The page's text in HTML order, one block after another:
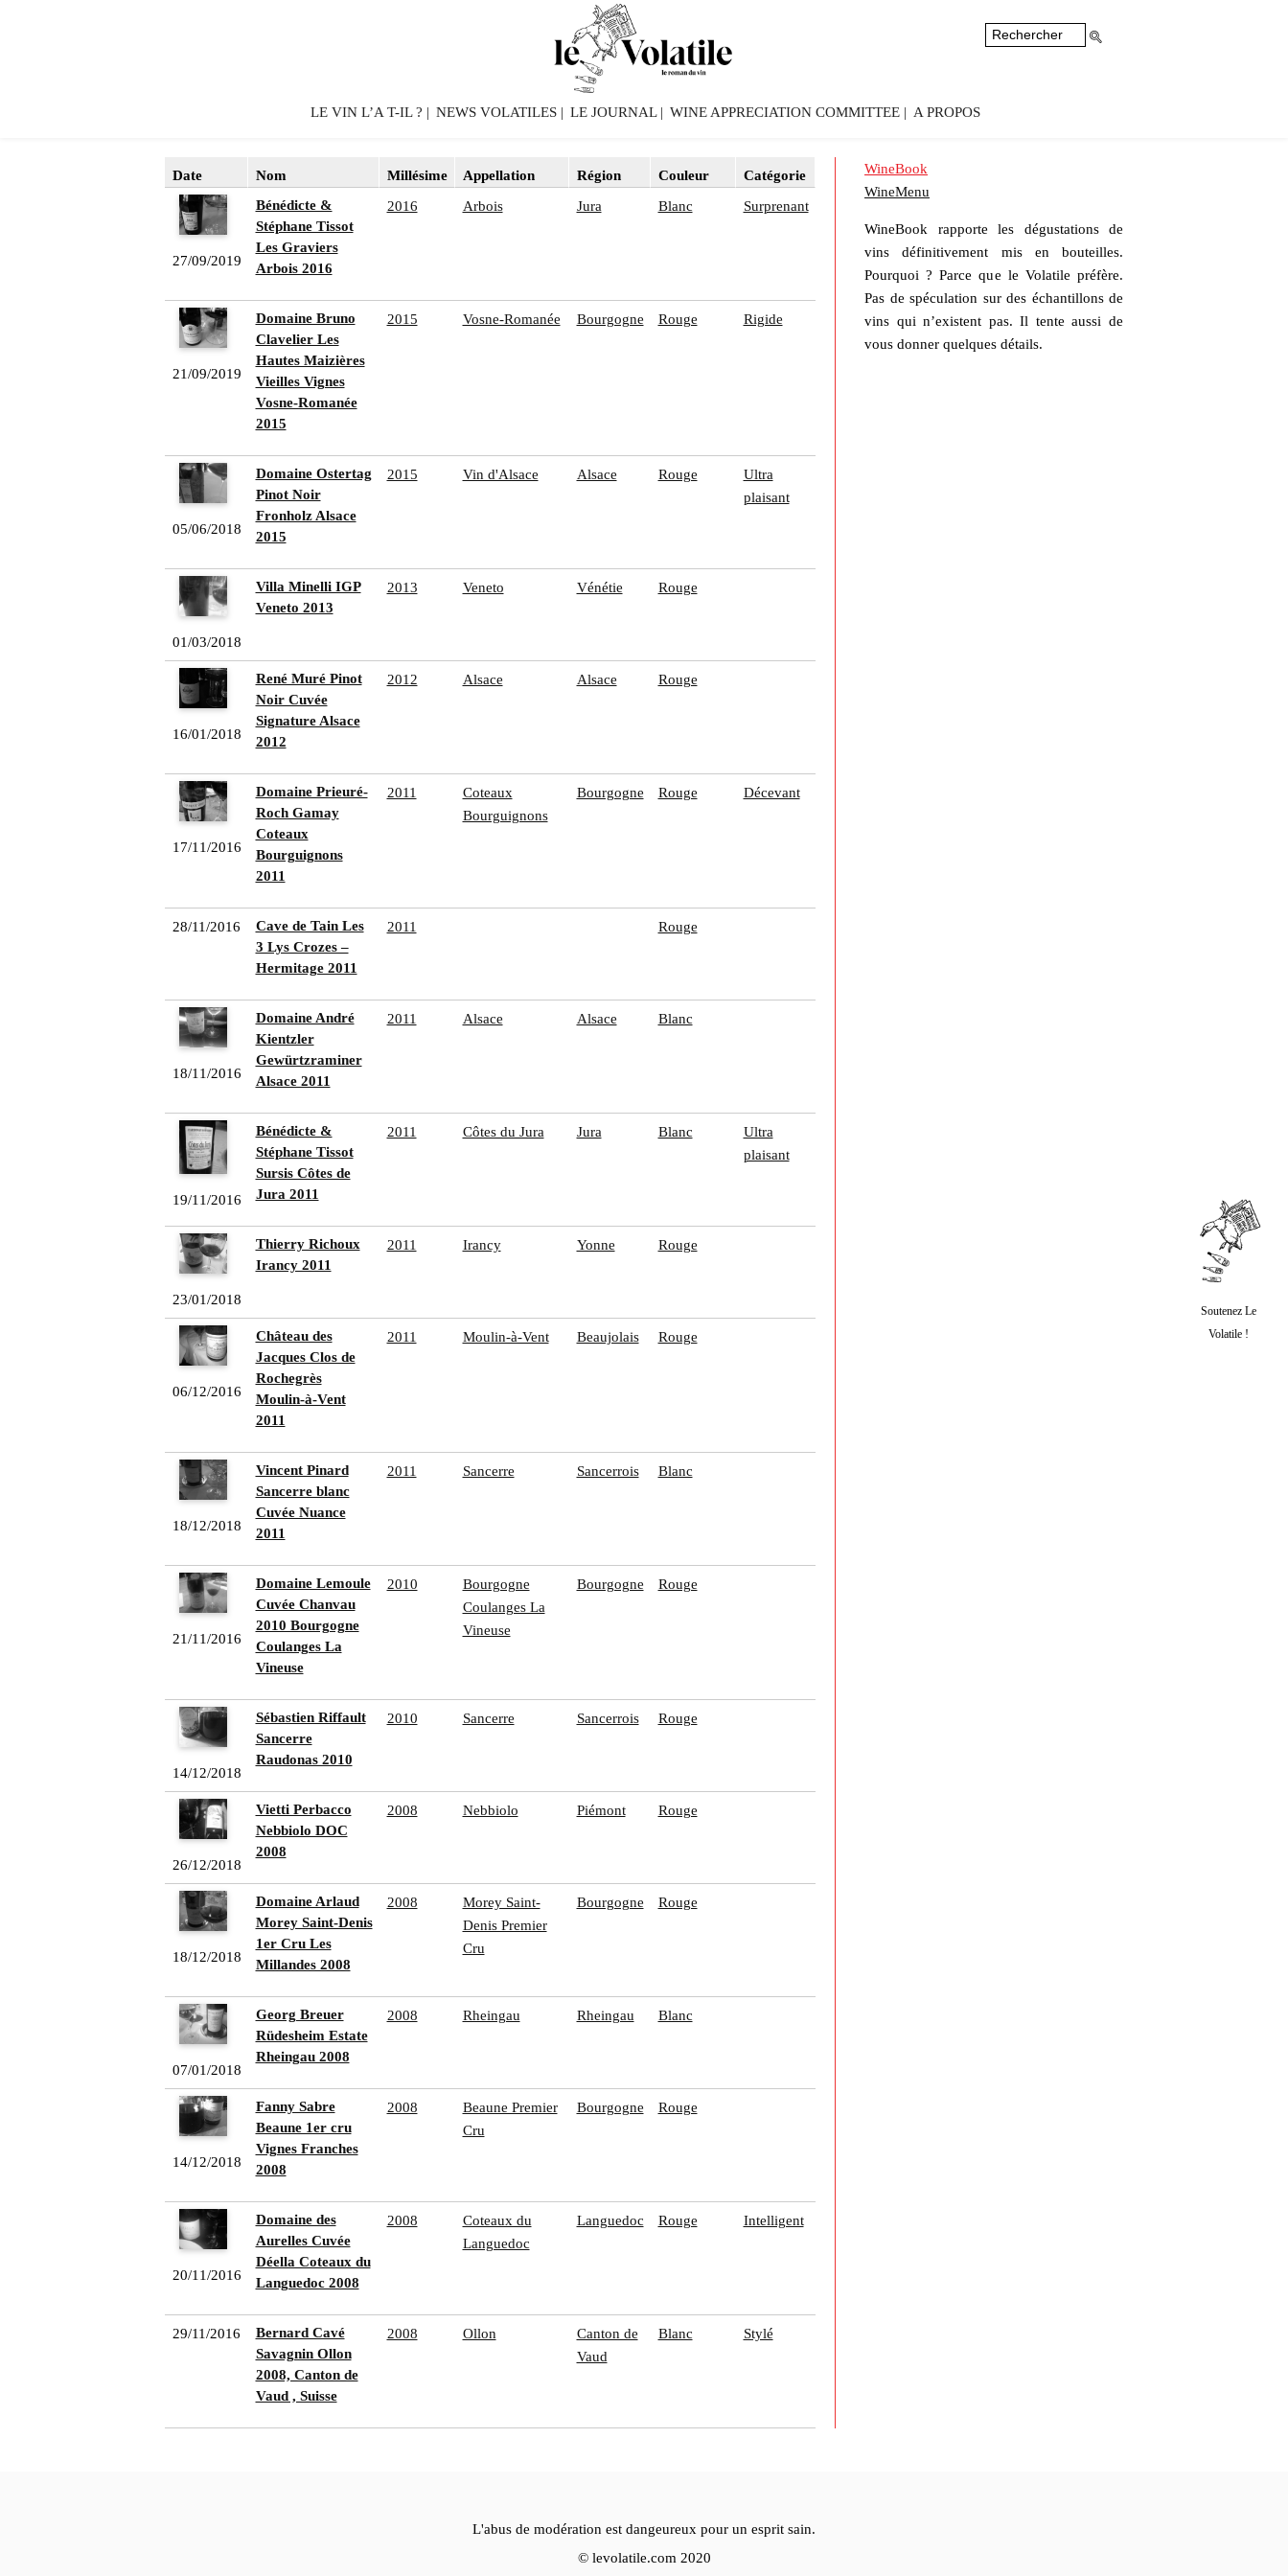
LE VIN L’A T-IL ? NEWS VOLATILES LE JOURNAL WINE APPRECIATION COMMITTEE A PROPOS
Date Nom Millésime Appellation Région Couleur Catégorie
27/09/2019
Bénédicte &
Stéphane Tissot
Les Graviers
Arbois 2016
2016 Arbois Jura Blanc Surprenant
21/09/2019
Domaine Bruno
Clavelier Les
Hautes Maizières
Vieilles Vignes
Vosne-Romanée
2015
2015 Vosne-Romanée Bourgogne Rouge Rigide
05/06/2018
Domaine Ostertag
Pinot Noir
Fronholz Alsace
2015
2015 Vin d'Alsace Alsace Rouge
Ultra
plaisant
01/03/2018
Villa Minelli IGP
Veneto 2013
2013 Veneto Vénétie Rouge
16/01/2018
René Muré Pinot
Noir Cuvée
Signature Alsace
2012
2012 Alsace Alsace Rouge
17/11/2016
Domaine Prieuré-
Roch Gamay
Coteaux
Bourguignons
2011
2011
Coteaux
Bourguignons
Bourgogne Rouge Décevant
28/11/2016
Cave de Tain Les
3 Lys Crozes –
Hermitage 2011
2011 Rouge
18/11/2016
Domaine André
Kientzler
Gewürtzraminer
Alsace 2011
2011 Alsace Alsace Blanc
19/11/2016
Bénédicte &
Stéphane Tissot
Sursis Côtes de
Jura 2011
2011 Côtes du Jura Jura Blanc
Ultra
plaisant
23/01/2018
Thierry Richoux
Irancy 2011
2011 Irancy Yonne Rouge
06/12/2016
Château des
Jacques Clos de
Rochegrès
Moulin-à-Vent
2011
2011 Moulin-à-Vent Beaujolais Rouge
18/12/2018
Vincent Pinard
Sancerre blanc
Cuvée Nuance
2011
2011 Sancerre Sancerrois Blanc
21/11/2016
Domaine Lemoule
Cuvée Chanvau
2010 Bourgogne
Coulanges La
Vineuse
2010
Bourgogne
Coulanges La
Vineuse
Bourgogne Rouge
14/12/2018
Sébastien Riffault
Sancerre
Raudonas 2010
2010 Sancerre Sancerrois Rouge
26/12/2018
Vietti Perbacco
Nebbiolo DOC
2008
2008 Nebbiolo Piémont Rouge
18/12/2018
Domaine Arlaud
Morey Saint-Denis
1er Cru Les
Millandes 2008
2008
Morey Saint-
Denis Premier
Cru
Bourgogne Rouge
07/01/2018
Georg Breuer
Rüdesheim Estate
Rheingau 2008
2008 Rheingau Rheingau Blanc
14/12/2018
Fanny Sabre
Beaune 1er cru
Vignes Franches
2008
2008
Beaune Premier
Cru
Bourgogne Rouge
20/11/2016
Domaine des
Aurelles Cuvée
Déella Coteaux du
Languedoc 2008
2008
Coteaux du
Languedoc
Languedoc Rouge Intelligent
29/11/2016
Bernard Cavé
Savagnin Ollon
2008, Canton de
Vaud , Suisse
2008 Ollon
Canton de
Vaud
Blanc Stylé
WineBook
WineMenu
WineBook rapporte les dégustations de
vins définitivement mis en bouteilles.
Pourquoi ? Parce que le Volatile préfère.
Pas de spéculation sur des échantillons de
vins qui n’existent pas. Il tente aussi de
vous donner quelques détails.
L'abus de modération est dangeureux pour un esprit sain.
© levolatile.com 2020
Soutenez Le
Volatile !